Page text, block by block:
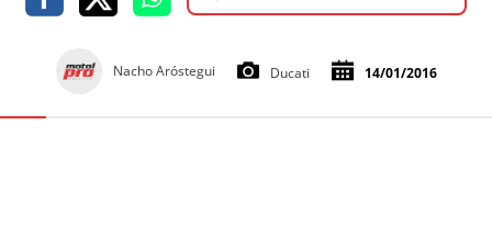
Nacho Aróstegui Ducati 14/01/2016